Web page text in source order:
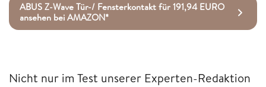
ABUS Z-Wave Tür-/ Fensterkontakt für 191,94 EURO
ansehen bei AMAZON*
Nicht nur im Test unserer Experten-Redaktion